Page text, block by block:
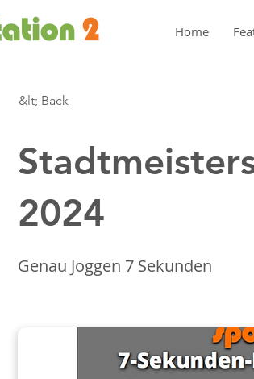
Home
&lt; Back
2024
Genau Joggen 7 Sekunden